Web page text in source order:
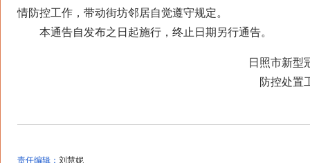
情防控工作，带动街坊邻居自觉遵守规定。
本通告自发布之日起施行，终止日期另行通告。
日照市新型
防控处置
责任编辑： 刘慧妮